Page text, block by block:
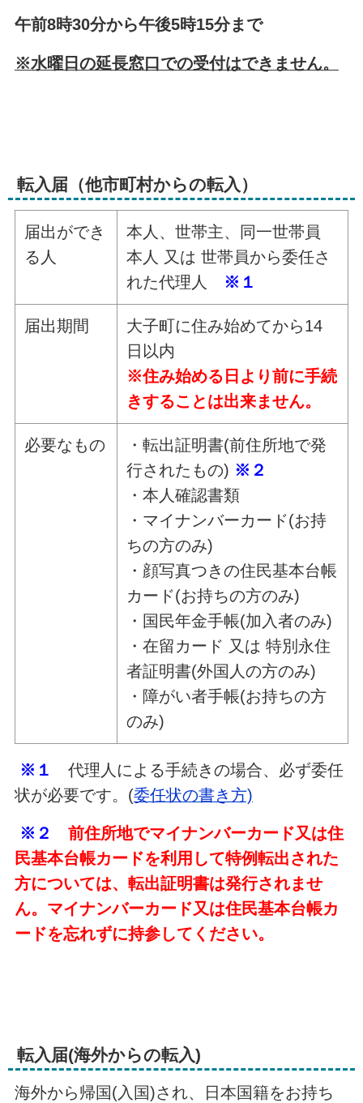
午前8時30分から午後5時15分まで
※水曜日の延長窓口での受付はできません。
転入届（他市町村からの転入）
届出ができ
る人
本人、世帯主、同一世帯員
本人 又は 世帯員から委任さ
れた代理人 ※１
届出期間
大子町に住み始めてから14
日以内
※住み始める日より前に手続
きすることは出来ません。
必要なもの
・転出証明書(前住所地で発
行されたもの) ※２
・本人確認書類
・マイナンバーカード(お持
ちの方のみ)
・顔写真つきの住民基本台帳
カード(お持ちの方のみ)
・国民年金手帳(加入者のみ)
・在留カード 又は 特別永住
者証明書(外国人の方のみ)
・障がい者手帳(お持ちの方
のみ)
※１
代理人による手続きの場合、必ず委任
状が必要です。(委任状の書き方)
※２
前住所地でマイナンバーカード又は住
民基本台帳カードを利用して特例転出された
方については、転出証明書は発行されませ
ん。マイナンバーカード又は住民基本台帳カ
ードを忘れずに持参してください。
転入届(海外からの転入)
海外から帰国(入国)され、日本国籍をお持ち